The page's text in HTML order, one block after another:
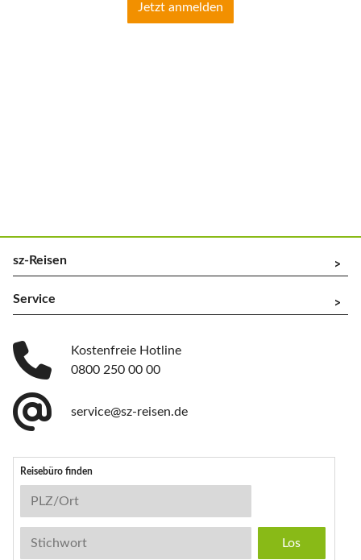
Jetzt anmelden
sz-Reisen ^
Service ^
Kostenfreie Hotline
0800 250 00 00
service@sz-reisen.de
Reisebüro finden
Reisebüro-Suche
PLZ/Ort